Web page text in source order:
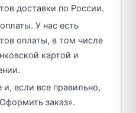
доставки по России.
У нас есть
оплаты, в том числе
картой и
если все правильно,
заказ».